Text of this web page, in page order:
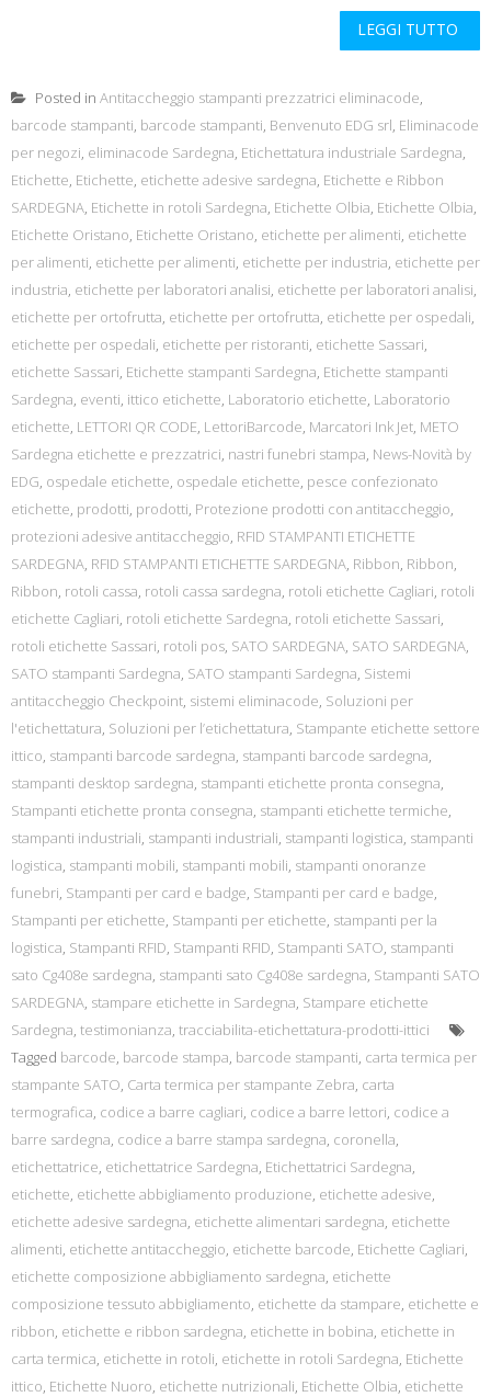
LEGGI TUTTO
Posted in Antitaccheggio stampanti prezzatrici eliminacode,
barcode stampanti, barcode stampanti, Benvenuto EDG srl, Eliminacode
per negozi, eliminacode Sardegna, Etichettatura industriale Sardegna,
Etichette, Etichette, etichette adesive sardegna, Etichette e Ribbon
SARDEGNA, Etichette in rotoli Sardegna, Etichette Olbia, Etichette Olbia,
Etichette Oristano, Etichette Oristano, etichette per alimenti, etichette
per alimenti, etichette per alimenti, etichette per industria, etichette per
industria, etichette per laboratori analisi, etichette per laboratori analisi,
etichette per ortofrutta, etichette per ortofrutta, etichette per ospedali,
etichette per ospedali, etichette per ristoranti, etichette Sassari,
etichette Sassari, Etichette stampanti Sardegna, Etichette stampanti
Sardegna, eventi, ittico etichette, Laboratorio etichette, Laboratorio
etichette, LETTORI QR CODE, LettoriBarcode, Marcatori Ink Jet, METO
Sardegna etichette e prezzatrici, nastri funebri stampa, News-Novità by
EDG, ospedale etichette, ospedale etichette, pesce confezionato
etichette, prodotti, prodotti, Protezione prodotti con antitaccheggio,
protezioni adesive antitaccheggio, RFID STAMPANTI ETICHETTE
SARDEGNA, RFID STAMPANTI ETICHETTE SARDEGNA, Ribbon, Ribbon,
Ribbon, rotoli cassa, rotoli cassa sardegna, rotoli etichette Cagliari, rotoli
etichette Cagliari, rotoli etichette Sardegna, rotoli etichette Sassari,
rotoli etichette Sassari, rotoli pos, SATO SARDEGNA, SATO SARDEGNA,
SATO stampanti Sardegna, SATO stampanti Sardegna, Sistemi
antitaccheggio Checkpoint, sistemi eliminacode, Soluzioni per
l'etichettatura, Soluzioni per l’etichettatura, Stampante etichette settore
ittico, stampanti barcode sardegna, stampanti barcode sardegna,
stampanti desktop sardegna, stampanti etichette pronta consegna,
Stampanti etichette pronta consegna, stampanti etichette termiche,
stampanti industriali, stampanti industriali, stampanti logistica, stampanti
logistica, stampanti mobili, stampanti mobili, stampanti onoranze
funebri, Stampanti per card e badge, Stampanti per card e badge,
Stampanti per etichette, Stampanti per etichette, stampanti per la
logistica, Stampanti RFID, Stampanti RFID, Stampanti SATO, stampanti
sato Cg408e sardegna, stampanti sato Cg408e sardegna, Stampanti SATO
SARDEGNA, stampare etichette in Sardegna, Stampare etichette
Sardegna, testimonianza, tracciabilita-etichettatura-prodotti-ittici
Tagged barcode, barcode stampa, barcode stampanti, carta termica per
stampante SATO, Carta termica per stampante Zebra, carta
termografica, codice a barre cagliari, codice a barre lettori, codice a
barre sardegna, codice a barre stampa sardegna, coronella,
etichettatrice, etichettatrice Sardegna, Etichettatrici Sardegna,
etichette, etichette abbigliamento produzione, etichette adesive,
etichette adesive sardegna, etichette alimentari sardegna, etichette
alimenti, etichette antitaccheggio, etichette barcode, Etichette Cagliari,
etichette composizione abbigliamento sardegna, etichette
composizione tessuto abbigliamento, etichette da stampare, etichette e
ribbon, etichette e ribbon sardegna, etichette in bobina, etichette in
carta termica, etichette in rotoli, etichette in rotoli Sardegna, Etichette
ittico, Etichette Nuoro, etichette nutrizionali, Etichette Olbia, etichette